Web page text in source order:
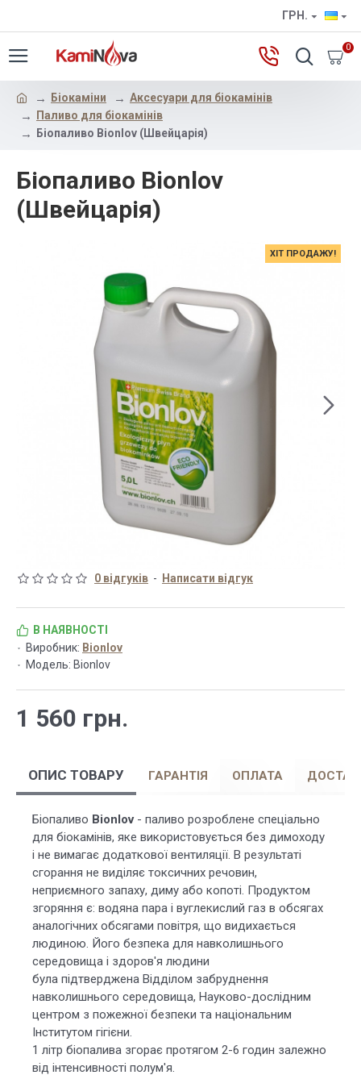
ГРН.
0
Бiокамiни
Аксесуари для біокамінів
Паливо для біокамінів
Біопаливо Bionlov (Швейцарія)
Біопаливо Bionlov
(Швейцарія)
ХІТ ПРОДАЖУ!
0 відгуків - Написати відгук
1 560 грн.
В НАЯВНОСТІ
Виробник: Bionlov
Модель: Bionlov
ОПИС ТОВАРУ ГАРАНТІЯ ОПЛАТА
Біопаливо Bionlov - паливо розроблене спеціально
для біокамінів, яке використовується без димоходу
і не вимагає додаткової вентиляції. В результаті
cгорання не виділяє токсичних речовин,
неприємного запаху, диму або копоті. Продуктом
згоряння є: водяна пара і вуглекислий газ в обсягах
аналогічних обсягами повітря, що видихається
людиною. Його безпека для навколишнього
середовища і здоров'я людини
була підтверджена Відділом забруднення
навколишнього середовища, Науково-дослідним
центром з пожежної безпеки та національним
Інститутом гігієни.
1 літр біопалива згорає протягом 2-6 годин залежно
від інтенсивності полум'я.